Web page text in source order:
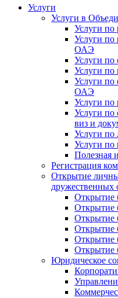
Услуги
Услуги в
Услуги
Услуги по
ОАЭ
Услуги
Услуги
Услуги по
ОАЭ
Услуги по
Услуги
виз и
Услуги по
Услуги по
Полезная
Регистрация
Открытие
дружественных
Открытие
Открытие
Открытие
Открытие
Открытие
Открытие
Юридическое